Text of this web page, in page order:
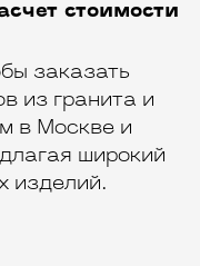
стоимости
заказать
из гранита и
в Москве и
широкий
изделий.